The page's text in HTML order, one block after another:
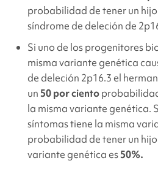
probabilidad de tener un
síndrome de deleción de
Si uno de los progenitores
misma variante genética
de deleción 2p16.3el
un 50 por ciento
la misma variante genética.
síntomas tiene la misma
probabilidad de tener un
variante genética es50%.